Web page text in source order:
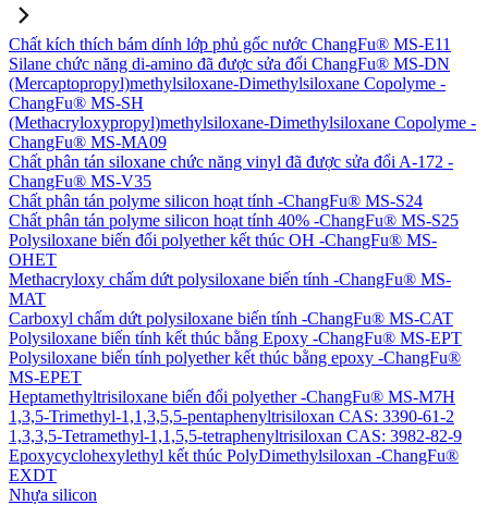
Chất kích thích bám dính lớp phủ gốc nước ChangFu® MS-E11
Silane chức năng di-amino đã được sửa đổi ChangFu® MS-DN
(Mercaptopropyl)methylsiloxane-Dimethylsiloxane Copolyme -
ChangFu® MS-SH
(Methacryloxypropyl)methylsiloxane-Dimethylsiloxane Copolyme -
ChangFu® MS-MA09
Chất phân tán siloxane chức năng vinyl đã được sửa đổi A-172 -
ChangFu® MS-V35
Chất phân tán polyme silicon hoạt tính -ChangFu® MS-S24
Chất phân tán polyme silicon hoạt tính 40% -ChangFu® MS-S25
Polysiloxane biến đổi polyether kết thúc OH -ChangFu® MS-
OHET
Methacryloxy chấm dứt polysiloxane biến tính -ChangFu® MS-
MAT
Carboxyl chấm dứt polysiloxane biến tính -ChangFu® MS-CAT
Polysiloxane biến tính kết thúc bằng Epoxy -ChangFu® MS-EPT
Polysiloxane biến tính polyether kết thúc bằng epoxy -ChangFu®
MS-EPET
Heptamethyltrisiloxane biến đổi polyether -ChangFu® MS-M7H
1,3,5-Trimethyl-1,1,3,5,5-pentaphenyltrisiloxan CAS: 3390-61-2
1,3,3,5-Tetramethyl-1,1,5,5-tetraphenyltrisiloxan CAS: 3982-82-9
Epoxycyclohexylethyl kết thúc PolyDimethylsiloxan -ChangFu®
EXDT
Nhựa silicon